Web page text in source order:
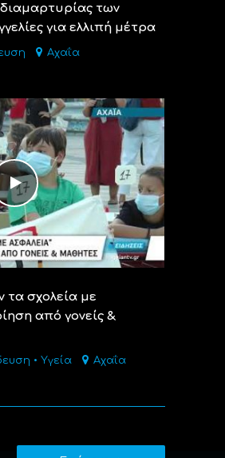
των
για ελλιπή μέτρα
Αχαΐα
τα σχολεία με
από γονείς &
• Υγεία Αχαΐα